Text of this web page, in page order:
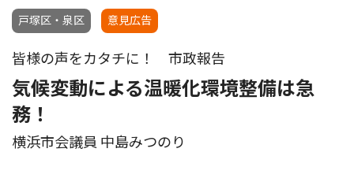
戸塚区・泉区 意見広告
皆様の声をカタチに！ 市政報告
気候変動による温暖化環境整備は急
務！
横浜市会議員 中島みつのり